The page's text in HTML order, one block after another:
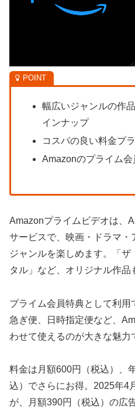
幅広いジャンルの作
インナップ
コスパの良い料金プ
Amazonのプライム
Amazonプライムビデオは、
サービスで、映画・ドラマ
ジャンルを楽しめます。「
タル」など、オリジナル作品
プライム会員特典として利
急ぎ便、日時指定便など、
わせて使えるのが大きな魅力
料金は月額600円（税込）、
込）でさらにお得。2025年4
が、月額390円（税込）の広